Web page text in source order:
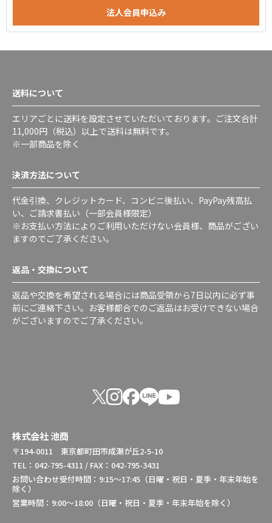
送料について
エリアごとに送料を設定させていただいております。ご注文合計
11,000円（税込）以上で送料は無料です。
※一部商品を除く
決済方法について
代金引換、クレジットカード、コンビニ後払い、PayPay残高払
い、ご請求書払い（一部会員様限定）
※お支払い方法によりご利用いただけない会員様、商品がござい
ますのでご了承ください。
返品・交換について
返品や交換を希望される場合には商品受領から7日以内に必ず事
前にご連絡下さい。お客様都合でのご返品はお受けできない場合
がございますのでご了承ください。
株式会社 池商
〒194-0011 東京都町田市成瀬が丘2-5-10
TEL：042-795-4311 / FAX：042-795-3431
お問い合わせ受付時間：9:15～17:45（日曜・祝日・夏季・年末年始を
除く）
営業時間：9:00～18:00（日曜・祝日・夏季・年末年始を除く）